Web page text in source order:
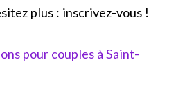
plus : inscrivez-vous !
pour couples à Saint-